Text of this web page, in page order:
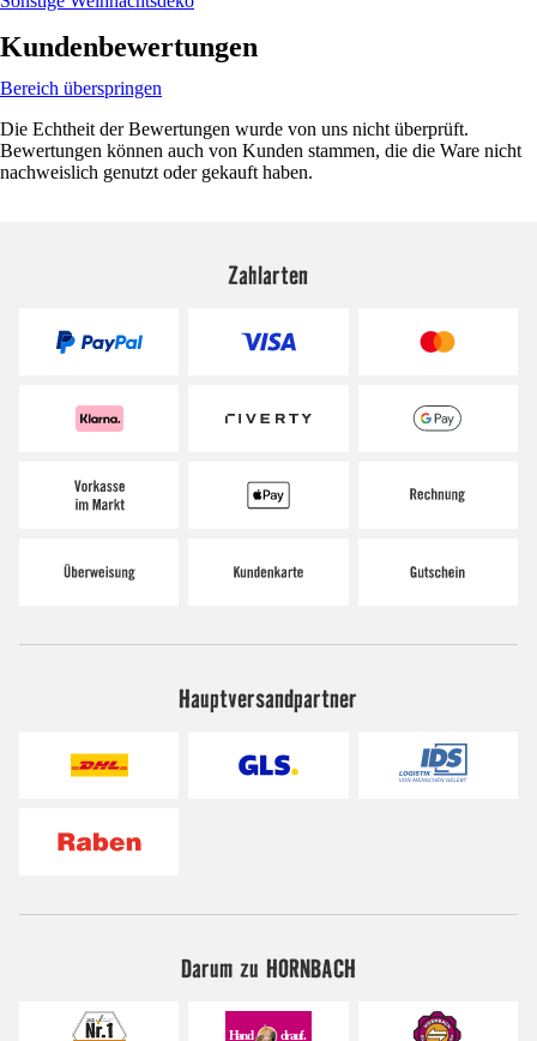
Kundenbewertungen
Bereich überspringen
Die Echtheit der Bewertungen wurde von uns nicht überprüft.
Bewertungen können auch von Kunden stammen, die die Ware nicht
nachweislich genutzt oder gekauft haben.
Zahlarten
Hauptversandpartner
Darum zu HORNBACH